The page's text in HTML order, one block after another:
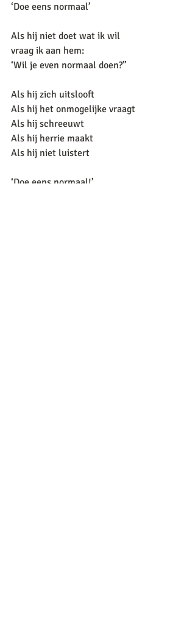
‘Doe eens normaal’
Als hij niet doet wat ik wil
vraag ik aan hem:
‘Wil je even normaal doen?”
Als hij zich uitslooft
Als hij het onmogelijke vraagt
Als hij schreeuwt
Als hij herrie maakt
Als hij niet luistert
‘Doe eens normaal!’